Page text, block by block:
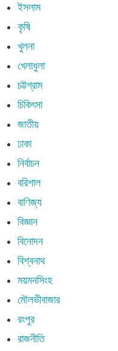
ইসলাম
কৃষি
খুলনা
খেলাধুলা
চট্টগ্রাম
চিকিৎসা
জাতীয়
ঢাকা
নির্বাচন
বরিশাল
বাণিজ্য
বিজ্ঞান
বিনোদন
বিশ্বনাথ
ময়মনসিংহ
মৌলভীবাজার
রংপুর
রাজনীতি